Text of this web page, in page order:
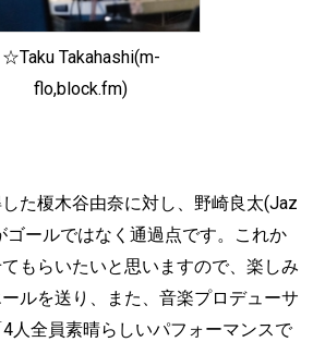
☆Taku Takahashi(m-
flo,block.fm)
た榎木谷由奈に対し、野崎良太(Jaz
ゴールではなく通過点です。これか
もらいたいと思いますので、楽しみ
ルを送り、また、音楽プロデューサ
人全員素晴らしいパフォーマンスで